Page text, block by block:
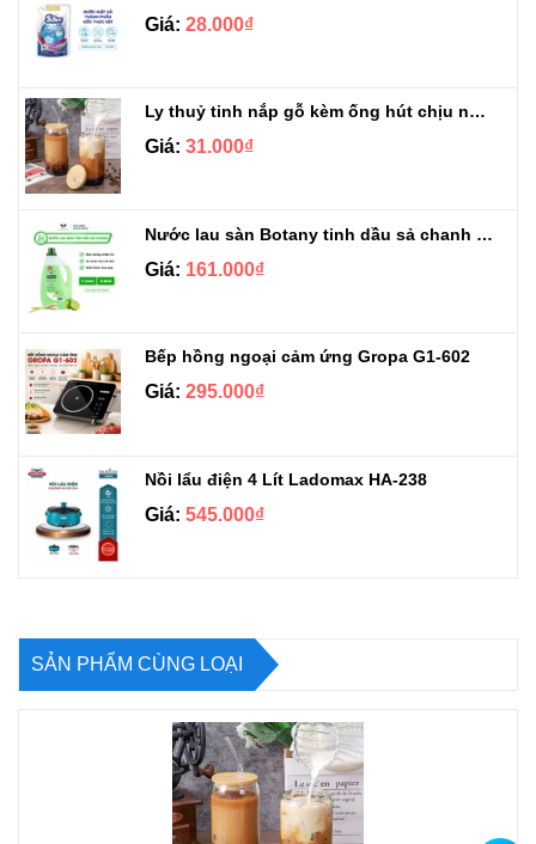
Giá: 28.000₫
Ly thuỷ tinh nắp gỗ kèm ống hút chịu nhiệt 500ml
Giá: 31.000₫
Nước lau sàn Botany tinh dầu sả chanh chai 3.9kg
Giá: 161.000₫
Bếp hồng ngoại cảm ứng Gropa G1-602
Giá: 295.000₫
Nồi lẩu điện 4 Lít Ladomax HA-238
Giá: 545.000₫
SẢN PHẨM CÙNG LOẠI